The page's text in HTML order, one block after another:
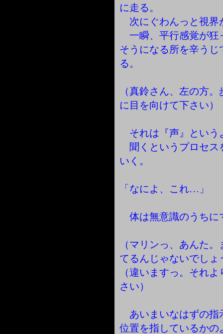
に走る。
次にぐわんっと視界
一瞬、平行感覚が狂
そうになる所を辛う
る。
（真鈴さん、左の方
に目を向けて下さい）
それは『声』という
聞くというプロセス
いく。
「なによ、これ…」
体は無意識のうちに
（マリンっ、あんた
てるんじゃないでしょ
（違いますっ。それ
さい）
あいまいなはずの指
位置を指しているか